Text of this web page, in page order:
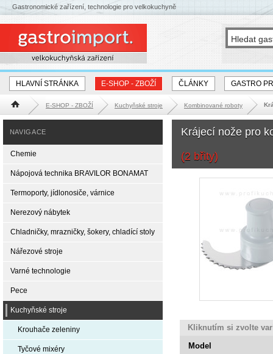
HLAVNÍ STRÁNKA E-SHOP - ZBOŽÍ ČLÁNKY GASTRO
Hlavní stránka E-SHOP - ZBOŽÍ Kuchyňské stroje Kombinované roboty
Krájecí nože pro
(2 břity)
Kliknutím si zvolte
Model
NAVIGACE
Chemie
Nápojová technika BRAVILOR BONAMAT
Termoporty, jídlonosiče, várnice
Nerezový nábytek
Chladničky, mrazničky, šokery, chladící stoly
Nářezové stroje
Varné technologie
Pece
Kuchyňské stroje
Krouhače zeleniny
Tyčové mixéry
Gastronomické zařízení, technologie pro velkokuchyně